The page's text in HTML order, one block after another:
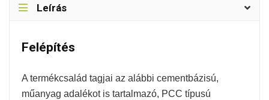
Leírás
Felépítés
A termékcsalád tagjai az alábbi cementbázisú,
műanyag adalékot is tartalmazó, PCC típusú